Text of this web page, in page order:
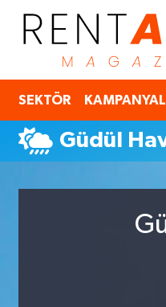
SEKTÖR
Güdül
Nöbetçi Eczaneler
Hava Durumu
Namaz Vakitleri
Puan Durumu ve Fikstür